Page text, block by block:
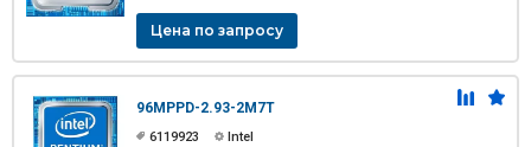
Цена по запросу
96MPPD-2.93-2M7T
6119923 Intel